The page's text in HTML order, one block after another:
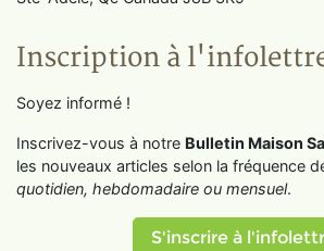
Inscription à
Soyez informé !
Inscrivez-vous à notre Bulletin Maison
les nouveaux articles selon la fréquence
quotidien, hebdomadaire ou mensuel.
S'inscrire à